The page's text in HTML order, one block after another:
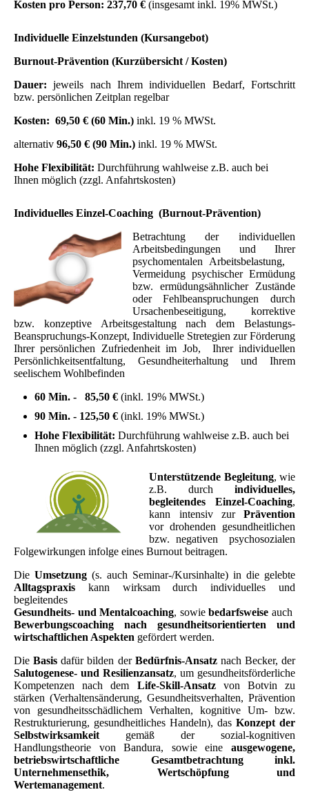
Kosten pro Person: 237,70 € (insgesamt inkl. 19% MWSt.)
Individuelle Einzelstunden (Kursangebot)
Burnout-Prävention (Kurzübersicht / Kosten)
Dauer:jeweils nach Ihrem individuellen Bedarf, Fortschritt
bzw. persönlichen Zeitplan regelbar
Kosten: 69,50 € (60 Min.) inkl. 19 % MWSt.
alternativ 96,50 € (90 Min.) inkl. 19 % MWSt.
Hohe Flexibilität: Durchführung wahlweise z.B. auch bei
Ihnen möglich (zzgl. Anfahrtskosten)
Individuelles Einzel-Coaching (Burnout-Prävention)
Betrachtungder individuellen
Arbeitsbedingungen und Ihrer
psychomentalen Arbeitsbelastung,
Vermeidung psychischer Ermüdung
bzw. ermüdungsähnlicher Zustände
oder Fehlbeanspruchungen durch
Ursachenbeseitigung, korrektive
bzw. konzeptive Arbeitsgestaltung nach dem Belastungs-
Beanspruchungs-Konzept, Individuelle Stretegien zur Förderung
Ihrerpersönlichen Zufriedenheit im Job, Ihrer individuellen
Persönlichkeitsentfaltung, Gesundheiterhaltung und Ihrem
seelischem Wohlbefinden
60 Min. - 85,50 € (inkl. 19% MWSt.)
90 Min. - 125,50 € (inkl. 19% MWSt.)
Hohe Flexibilität: Durchführung wahlweise z.B. auch bei
Ihnen möglich (zzgl. Anfahrtskosten)
Unterstützende Begleitung, wie
z.B. durch individuelles,
begleitendes Einzel-Coaching,
kann intensiv zur Prävention
vor drohenden gesundheitlichen
bzw. negativen psychosozialen
Folgewirkungen infolge eines Burnout beitragen.
Die Umsetzung (s. auch Seminar-/Kursinhalte) in die gelebte
Alltagspraxis kann wirksam durch individuelles und
begleitendes
Gesundheits- und Mentalcoaching, sowiebedarfsweise auch
Bewerbungscoaching nach gesundheitsorientierten und
wirtschaftlichen Aspekten gefördert werden.
DieBasis dafür bilden der Bedürfnis-Ansatz nach Becker, der
Salutogenese- und Resilienzansatz, um gesundheitsförderliche
Kompetenzen nach dem Life-Skill-Ansatz von Botvin zu
stärken (Verhaltensänderung, Gesundheitsverhalten, Prävention
von gesundheitsschädlichem Verhalten, kognitive Um- bzw.
Restrukturierung, gesundheitliches Handeln), das Konzept der
Selbstwirksamkeit
gemäß der sozial-kognitiven
Handlungstheorie von Bandura, sowie eineausgewogene,
betriebswirtschaftliche Gesamtbetrachtung inkl.
Unternehmensethik, Wertschöpfung und
Wertemanagement.